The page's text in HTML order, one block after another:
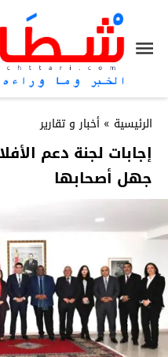
الرئيسية » أخبار و تقارير
إجابات لجنة دعم
جهل أصحابها